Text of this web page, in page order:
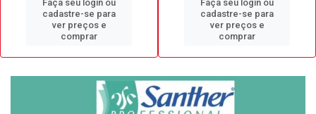
Faça seu login ou
cadastre-se para
ver preços e
comprar
Faça seu login ou
cadastre-se para
ver preços e
comprar